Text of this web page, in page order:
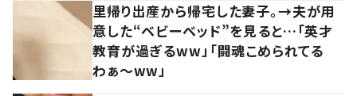
里帰り出産から帰宅した妻子。→夫が用
意した“ベビーベッド”を見ると…「英才
教育が過ぎるww」「闘魂こめられてる
わぁ～ww」